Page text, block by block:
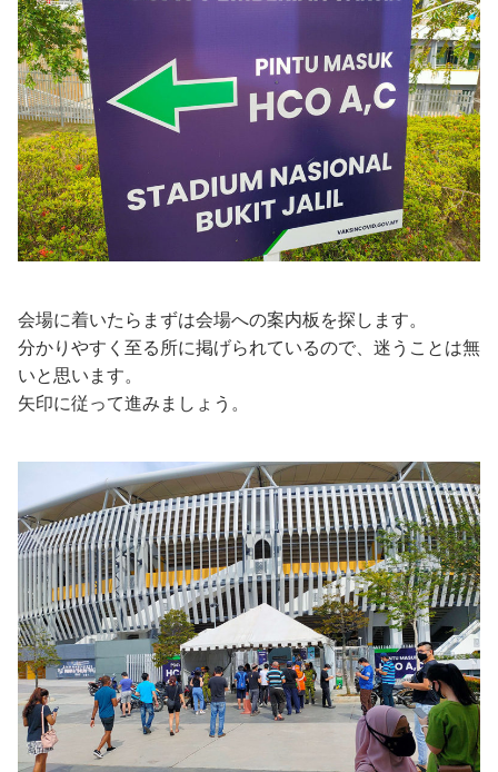
会場に着いたらまずは会場への案内板を探します。
分かりやすく至る所に掲げられているので、迷うことは無
いと思います。
矢印に従って進みましょう。